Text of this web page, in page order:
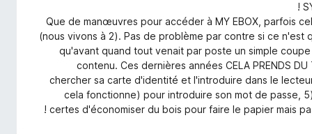
Que de manœuvres pour accéder à MY EBOX, parfois
(nous vivons à 2). Pas de problème par contre si ce
qu'avant quand tout venait par poste un simple
contenu. Ces dernières années CELA PRENDS
chercher sa carte d'identité et l'introduire dans le
cela fonctionne) pour introduire son mot de passe,
certes d'économiser du bois pour faire le papier mais